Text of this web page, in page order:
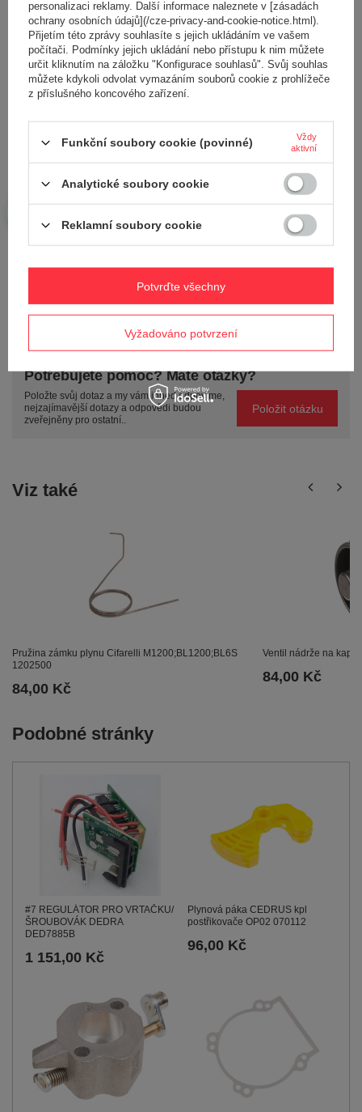
Přidejte vlastní obrázek produktu:
Vaše jméno
Váš e-mail
Potřebujete pomoc? Máte otázky?
Položte svůj dotaz a my vám ihned odpovíme,
nejzajímavější dotazy a odpovědi budou
zveřejněny pro ostatní..
Položit otázku
Viz také
Pružina zámku plynu Cifarelli M1200;BL1200;BL6S
1202500
84,00 Kč
Ventil nádrže na
84,00 Kč
Podobné stránky
#7 REGULÁTOR PRO VRTAČKU/
ŠROUBOVÁK DEDRA
DED7885B
1 151,00 Kč
Plynová páka CEDRUS kpl
postřikovače OP02 070112
96,00 Kč
personalizaci reklamy. Další informace naleznete v [zásadách
ochrany osobních údajů](/cze-privacy-and-cookie-notice.html).
Přijetím této zprávy souhlasíte s jejich ukládáním ve vašem
počítači. Podmínky jejich ukládání nebo přístupu k nim můžete
určit kliknutím na záložku "Konfigurace souhlasů". Svůj souhlas
můžete kdykoli odvolat vymazáním souborů cookie z prohlížeče
z příslušného koncového zařízení.
Funkční soubory cookie (povinné)
Vždy
aktivní
Analytické soubory cookie
Reklamní soubory cookie
Vyžadováno potvrzení
Potvrďte všechny